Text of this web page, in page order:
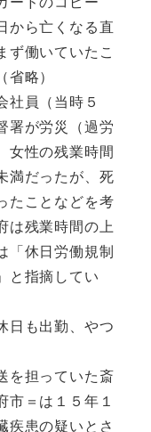
から亡くなる直
ず働いていたこ
略）
員（当時５
署が労災（過労
女性の残業時間
満だったが、死
たことなどを考
は残業時間の上
「休日労働規制
と指摘してい
日も出勤、やつ
を担っていた斎
市＝は１５年１
疾患の疑いとさ